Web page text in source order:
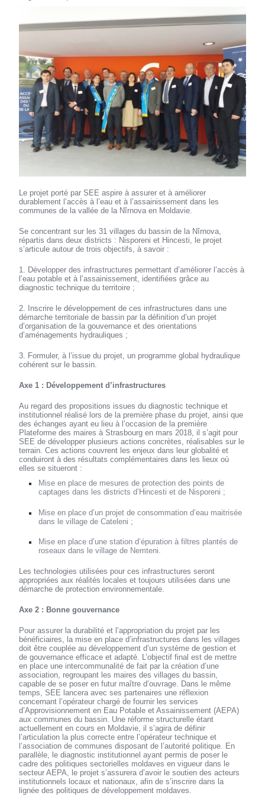
Le projet porté par SEE aspire à assurer et à améliorer
durablement l’accès à l’eau et à l’assainissement dans les
communes de la vallée de la Nîrnova en Moldavie.
Se concentrant sur les 31 villages du bassin de la Nîrnova,
répartis dans deux districts : Nisporeni et Hincesti, le projet
s’articule autour de trois objectifs, à savoir :
1. Développer des infrastructures permettant d’améliorer l’accès à
l’eau potable et à l’assainissement, identifiées grâce au
diagnostic technique du territoire ;
2. Inscrire le développement de ces infrastructures dans une
démarche territoriale de bassin par la définition d’un projet
d’organisation de la gouvernance et des orientations
d’aménagements hydrauliques ;
3. Formuler, à l’issue du projet, un programme global hydraulique
cohérent sur le bassin.
Axe 1 : Développement d’infrastructures
Au regard des propositions issues du diagnostic technique et
institutionnel réalisé lors de la première phase du projet, ainsi que
des échanges ayant eu lieu à l’occasion de la première
Plateforme des maires à Strasbourg en mars 2018, il s’agit pour
SEE de développer plusieurs actions concrètes, réalisables sur le
terrain. Ces actions couvrent les enjeux dans leur globalité et
conduiront à des résultats complémentaires dans les lieux où
elles se situeront :
Mise en place de mesures de protection des points de
captages dans les districts d’Hincesti et de Nisporeni ;
Mise en place d’un projet de consommation d’eau maitrisée
dans le village de Cateleni ;
Mise en place d’une station d’épuration à filtres plantés de
roseaux dans le village de Nemteni.
Les technologies utilisées pour ces infrastructures seront
appropriées aux réalités locales et toujours utilisées dans une
démarche de protection environnementale.
Axe 2 : Bonne gouvernance
Pour assurer la durabilité et l’appropriation du projet par les
bénéficiaires, la mise en place d’infrastructures dans les villages
doit être couplée au développement d’un système de gestion et
de gouvernance efficace et adapté. L’objectif final est de mettre
en place une intercommunalité de fait par la création d’une
association, regroupant les maires des villages du bassin,
capable de se poser en futur maître d’ouvrage. Dans le même
temps, SEE lancera avec ses partenaires une réflexion
concernant l’opérateur chargé de fournir les services
d’Approvisionnement en Eau Potable et Assainissement (AEPA)
aux communes du bassin. Une réforme structurelle étant
actuellement en cours en Moldavie, il s’agira de définir
l’articulation la plus correcte entre l’opérateur technique et
l’association de communes disposant de l’autorité politique. En
parallèle, le diagnostic institutionnel ayant permis de poser le
cadre des politiques sectorielles moldaves en vigueur dans le
secteur AEPA, le projet s’assurera d’avoir le soutien des acteurs
institutionnels locaux et nationaux, afin de s’inscrire dans la
lignée des politiques de développement moldaves.